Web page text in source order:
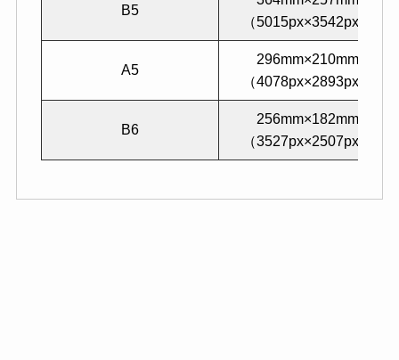
B5
（5015px×3542px）
A5
296mm×210mm
（4078px×2893px）
B6
256mm×182mm
（3527px×2507px）